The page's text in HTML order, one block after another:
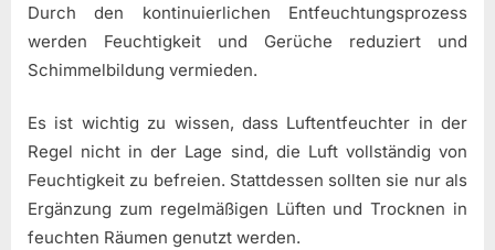
Durch den kontinuierlichen Entfeuchtungsprozess
werden Feuchtigkeit und Gerüche reduziert und
Schimmelbildung vermieden.
Es ist wichtig zu wissen, dass Luftentfeuchter in der
Regel nicht in der Lage sind, die Luft vollständig von
Feuchtigkeit zu befreien. Stattdessen sollten sie nur als
Ergänzung zum regelmäßigen Lüften und Trocknen in
feuchten Räumen genutzt werden.